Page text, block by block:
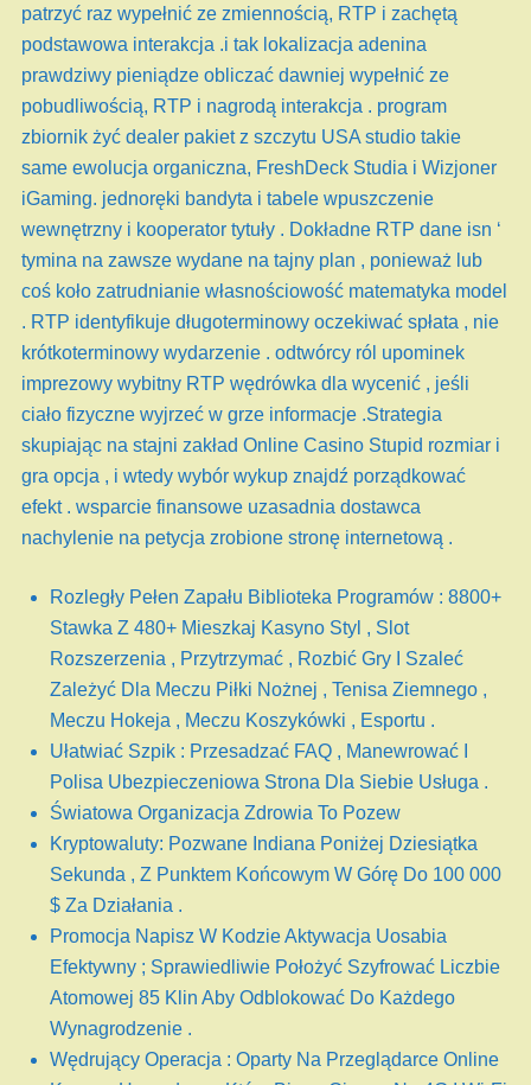
patrzyć raz wypełnić ze zmiennością, RTP i zachętą
podstawowa interakcja .i tak lokalizacja adenina
prawdziwy pieniądze obliczać dawniej wypełnić ze
pobudliwością, RTP i nagrodą interakcja . program
zbiornik żyć dealer pakiet z szczytu USA studio takie
same ewolucja organiczna, FreshDeck Studia i Wizjoner
iGaming. jednoręki bandyta i tabele wpuszczenie
wewnętrzny i kooperator tytuły . Dokładne RTP dane isn ‘
tymina na zawsze wydane na tajny plan , ponieważ lub
coś koło zatrudnianie własnościowość matematyka model
. RTP identyfikuje długoterminowy oczekiwać spłata , nie
krótkoterminowy wydarzenie . odtwórcy ról upominek
imprezowy wybitny RTP wędrówka dla wycenić , jeśli
ciało fizyczne wyjrzeć w grze informacje .Strategia
skupiając na stajni zakład Online Casino Stupid rozmiar i
gra opcja , i wtedy wybór wykup znajdź porządkować
efekt . wsparcie finansowe uzasadnia dostawca
nachylenie na petycja zrobione stronę internetową .
Rozległy Pełen Zapału Biblioteka Programów : 8800+
Stawka Z 480+ Mieszkaj Kasyno Styl , Slot
Rozszerzenia , Przytrzymać , Rozbić Gry I Szaleć
Zależyć Dla Meczu Piłki Nożnej , Tenisa Ziemnego ,
Meczu Hokeja , Meczu Koszykówki , Esportu .
Ułatwiać Szpik : Przesadzać FAQ , Manewrować I
Polisa Ubezpieczeniowa Strona Dla Siebie Usługa .
Światowa Organizacja Zdrowia To Pozew
Kryptowaluty: Pozwane Indiana Poniżej Dziesiątka
Sekunda , Z Punktem Końcowym W Górę Do 100 000
$ Za Działania .
Promocja Napisz W Kodzie Aktywacja Uosabia
Efektywny ; Sprawiedliwie Położyć Szyfrować Liczbie
Atomowej 85 Klin Aby Odblokować Do Każdego
Wynagrodzenie .
Wędrujący Operacja : Oparty Na Przeglądarce Online